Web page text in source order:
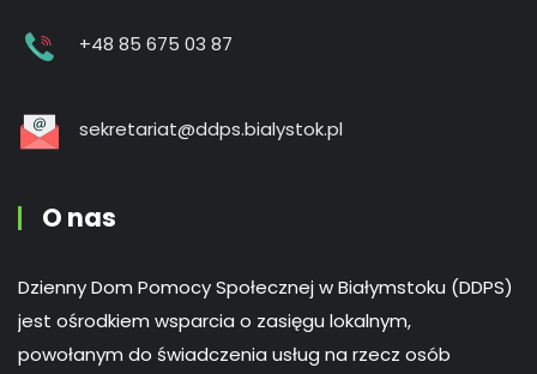
+48 85 675 03 87
sekretariat@ddps.bialystok.pl
O nas
Dzienny Dom Pomocy Społecznej w Białymstoku (DDPS)
jest ośrodkiem wsparcia o zasięgu lokalnym,
powołanym do świadczenia usług na rzecz osób